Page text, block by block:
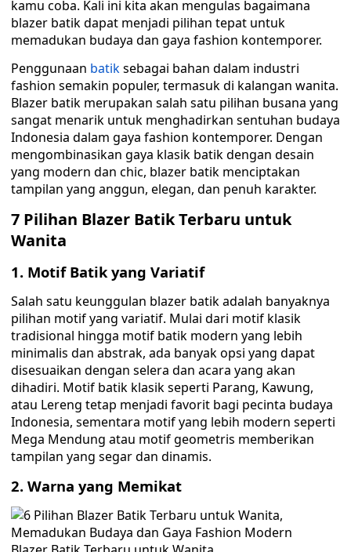
kamu coba. Kali ini kita akan mengulas bagaimana
blazer batik dapat menjadi pilihan tepat untuk
memadukan budaya dan gaya fashion kontemporer.
Penggunaan batiksebagai bahan dalam industri
fashion semakin populer, termasuk di kalangan wanita.
Blazer batik merupakan salah satu pilihan busana yang
sangat menarik untuk menghadirkan sentuhan budaya
Indonesia dalam gaya fashion kontemporer. Dengan
mengombinasikan gaya klasik batik dengan desain
yang modern dan chic, blazer batik menciptakan
tampilan yang anggun, elegan, dan penuh karakter.
7 Pilihan Blazer Batik Terbaru untuk
Wanita
1. Motif Batik yang Variatif
Salah satu keunggulan blazer batik adalah banyaknya
pilihan motif yang variatif. Mulai dari motif klasik
tradisional hingga motif batik modern yang lebih
minimalis dan abstrak, ada banyak opsi yang dapat
disesuaikan dengan selera dan acara yang akan
dihadiri. Motif batik klasik seperti Parang, Kawung,
atau Lereng tetap menjadi favorit bagi pecinta budaya
Indonesia, sementara motif yang lebih modern seperti
Mega Mendung atau motif geometris memberikan
tampilan yang segar dan dinamis.
2. Warna yang Memikat